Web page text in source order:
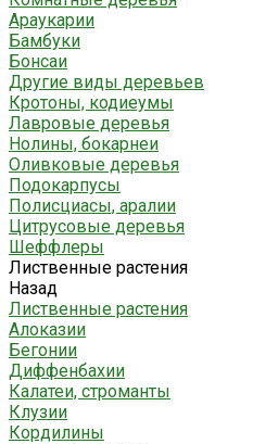
Араукарии
Бамбуки
Бонсаи
Другие виды деревьев
Кротоны, кодиеумы
Лавровые деревья
Нолины, бокарнеи
Оливковые деревья
Подокарпусы
Полисциасы, аралии
Цитрусовые деревья
Шеффлеры
Лиственные растения
Назад
Лиственные растения
Алоказии
Бегонии
Диффенбахии
Калатеи, строманты
Клузии
Кордилины